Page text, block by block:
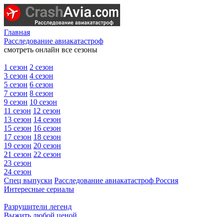
Главная
Расследование авиакатастроф
смотреть онлайн все сезоны
1 сезон 2 сезон
3 сезон 4 сезон
5 сезон 6 сезон
7 сезон 8 сезон
9 сезон 10 сезон
11 сезон 12 сезон
13 сезон 14 сезон
15 сезон 16 сезон
17 сезон 18 сезон
19 сезон 20 сезон
21 сезон 22 сезон
23 сезон
24 сезон
Спец выпуски Расследование авиакатастроф Россия
Интересные сериалы
Разрушители легенд
Выжить любой ценой